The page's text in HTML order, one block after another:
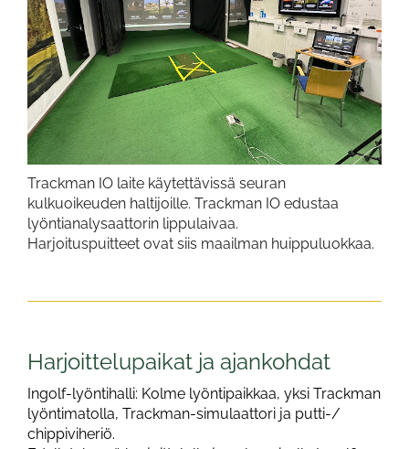
Trackman IO laite käytettävissä seuran
kulkuoikeuden haltijoille. Trackman IO edustaa
lyöntianalysaattorin lippulaivaa.
Harjoituspuitteet ovat siis maailman huippuluokkaa.
​​​​​​​Harjoittelupaikat ja ajankohdat
Ingolf-lyöntihalli: Kolme lyöntipaikkaa, yksi Trackman
lyöntimatolla, Trackman-simulaattori ja putti-/
chippiviheriö.